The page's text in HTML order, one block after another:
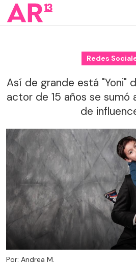
Redes
Así de grande está "Yoni"
actor de 15 años se
de
Por: Andrea M.